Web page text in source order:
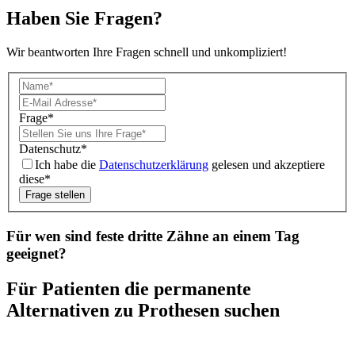
Haben Sie Fragen?
Wir beantworten Ihre Fragen schnell und unkompliziert!
Frage*
Datenschutz*
Ich habe die Datenschutzerklärung gelesen und akzeptiere
diese*
Frage stellen
Für wen sind feste dritte Zähne an einem Tag
geeignet?
Für Patienten die permanente
Alternativen zu Prothesen suchen